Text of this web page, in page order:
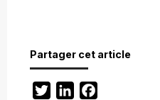
Partager cet article
TwitterLinkedIn